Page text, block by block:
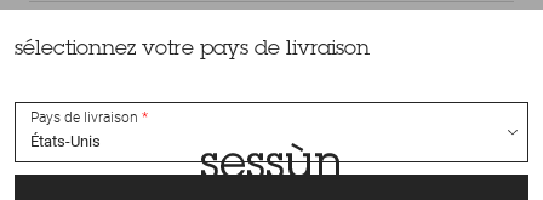
sélectionnez votre pays de livraison
Pays de livraison